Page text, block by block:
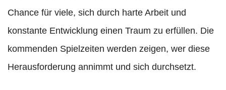
Chance für viele, sich durch harte Arbeit und
konstante Entwicklung einen Traum zu erfüllen. Die
kommenden Spielzeiten werden zeigen, wer diese
Herausforderung annimmt und sich durchsetzt.